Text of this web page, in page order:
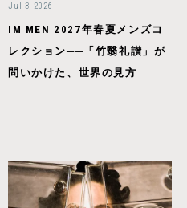
Jul 3, 2026
IM MEN 2027年春夏メンズコ
レクション──「竹翳礼讃」が
問いかけた、世界の見方